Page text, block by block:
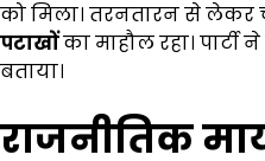
को मिला। तरनतारन से लेकर
पटाखोंका माहौल रहा।
बताया।
राजनीतिक